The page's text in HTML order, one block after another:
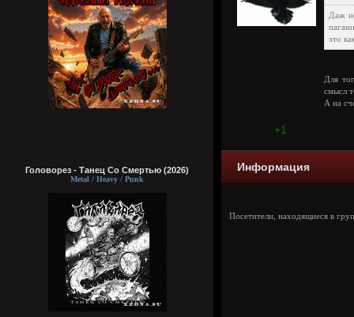
Головорез - Tанец Со Смертью (2026)
Metal / Heavy / Punk
Даж
это
Для
смысл
А на
+1
Информация
Посетители, находящиеся в